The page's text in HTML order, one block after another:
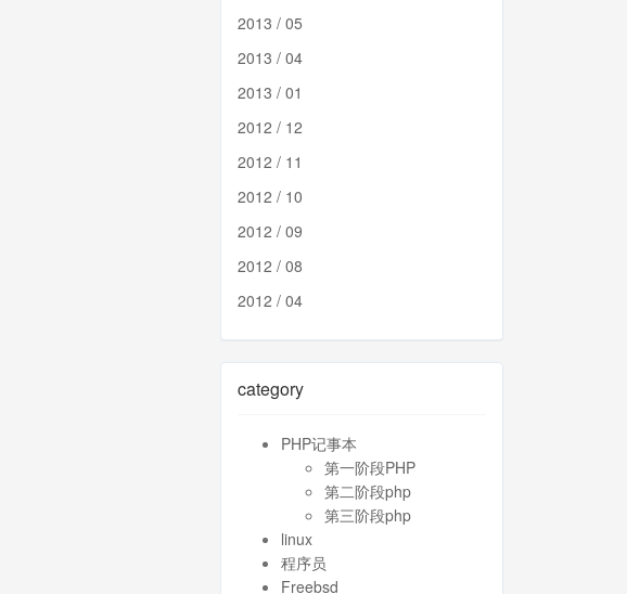
2013 / 05
2013 / 04
2013 / 01
2012 / 12
2012 / 11
2012 / 10
2012 / 09
2012 / 08
2012 / 04
category
PHP记事本
第一阶段PHP
第二阶段php
第三阶段php
linux
程序员
Freebsd